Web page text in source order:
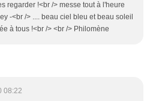
regarder !<br /> messe tout à l'heure
-<br /> .... beau ciel bleu et beau soleil
à tous !<br /> <br /> Philomène
08:22